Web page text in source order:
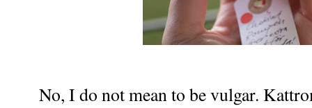
No, I do not mean to be vulgar.